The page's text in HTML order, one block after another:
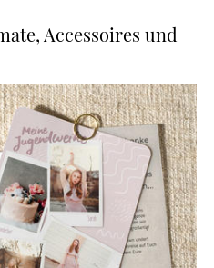
Accessoires und